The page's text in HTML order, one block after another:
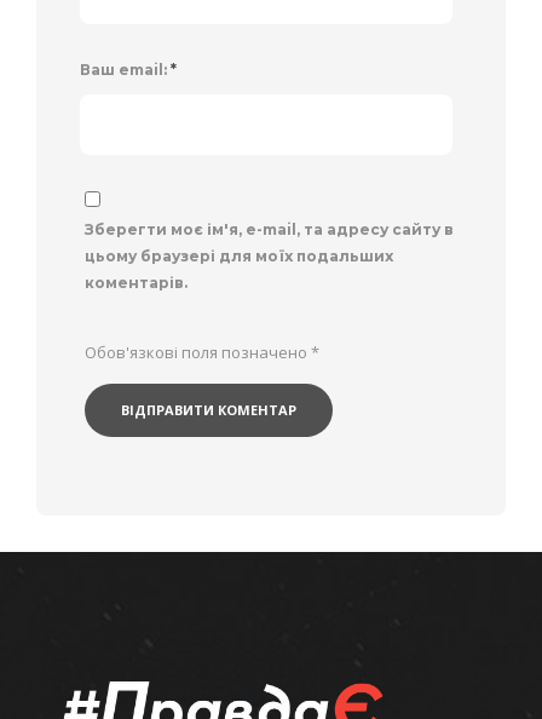
Ваш email: *
Зберегти моє ім'я, e-mail, та адресу сайту в
цьому браузері для моїх подальших
коментарів.
Обов'язкові поля позначено *